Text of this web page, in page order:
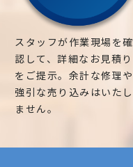
スタッフが作業現場を確
認して、詳細なお見積り
をご提示。余計な修理や
強引な売り込みはいたし
ません。